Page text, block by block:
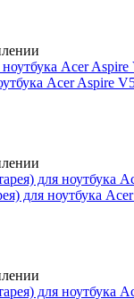
Acer Aspire
для ноутбука